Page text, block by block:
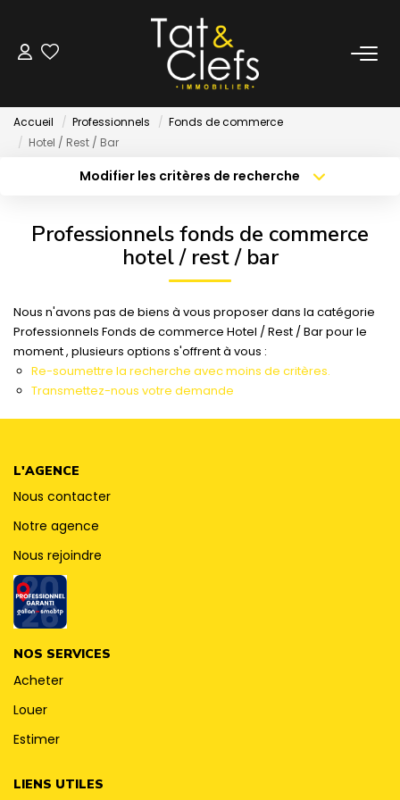
LOCATION
Nos Biens Loués
ESTIMATION
LOCAUX & BUREAUX
PARTENAIRE TRANSACTION
Accueil Professionnels
Fonds de commerce
Hotel / Rest / Bar
Modifier les critères de recherche
Budget max
Professionnels fonds de commerce
hotel / rest / bar
Nous n'avons pas de biens à vous proposer dans la catégorie
Professionnels Fonds de commerce Hotel / Rest / Bar pour le
moment , plusieurs options s'offrent à vous :
Re-soumettre la recherche avec moins de critères.
Transmettez-nous votre demande
L'AGENCE
Nous contacter
Notre agence
Nous rejoindre
NOS SERVICES
Acheter
Louer
Estimer
LIENS UTILES